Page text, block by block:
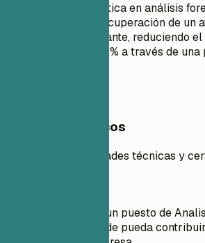
de experiencia práctica en análisis
papel clave en la recuperación de un
ransomware importante, reduciendo
inactividad en un 50% a través de
Ejemplos prácticos
Inclusión de habilidades técnicas y
Objetivo: Asegurar un puesto de
Ciberseguridad donde pueda